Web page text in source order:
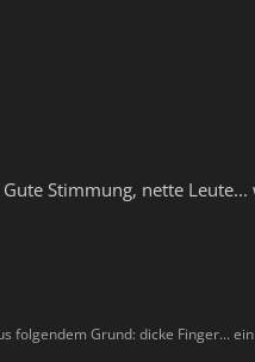
Gute Stimmung, nette
folgendem Grund: dicke Finger...